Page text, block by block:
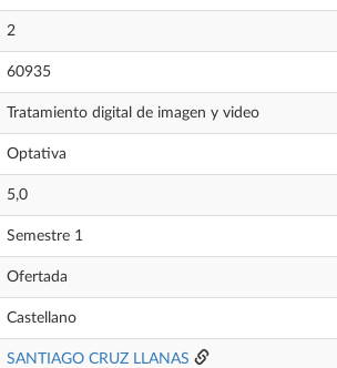
2
60935
Tratamiento digital de imagen y video
Optativa
5,0
Semestre 1
Ofertada
Castellano
SANTIAGO CRUZ LLANAS